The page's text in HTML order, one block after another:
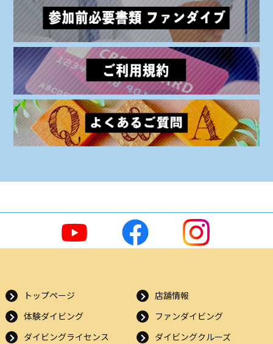
トップページ
店舗情報
体験ダイビング
ファンダイビング
ダイビングライセンス
ダイビングクルーズ